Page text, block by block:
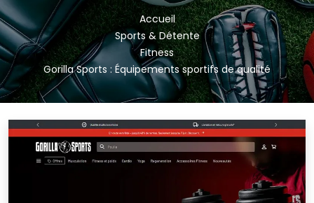
Accueil
Sports & Détente
Fitness
Gorilla Sports : Équipements sportifs de qualité